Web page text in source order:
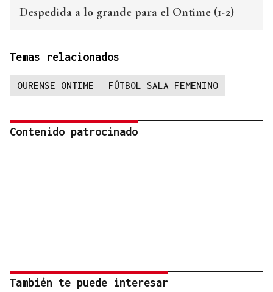
Despedida a lo grande para el Ontime (1-2)
Temas relacionados
OURENSE ONTIME FÚTBOL SALA FEMENINO
Contenido patrocinado
También te puede interesar